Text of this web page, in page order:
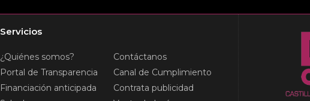
Servicios
¿Quiénes somos?
Portal de Transparencia
Financiación anticipada
Contáctanos
Canal de Cumplimiento
Contrata publicidad